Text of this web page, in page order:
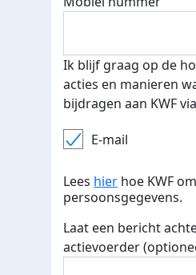
Ik blijf graag op de
acties en manieren
bijdragen aan KWF
E-mail
Lees hier hoe KWF
persoonsgegevens.
Laat een bericht
actievoerder